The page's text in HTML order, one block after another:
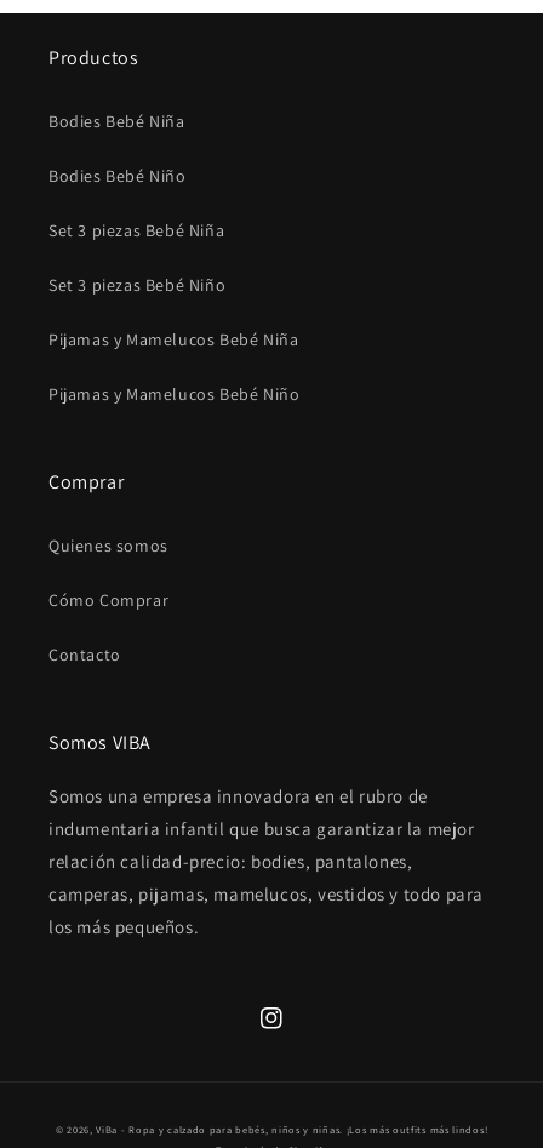
Productos
Bodies Bebé Niña
Bodies Bebé Niño
Set 3 piezas Bebé Niña
Set 3 piezas Bebé Niño
Pijamas y Mamelucos Bebé Niña
Pijamas y Mamelucos Bebé Niño
Comprar
Quienes somos
Cómo Comprar
Contacto
Somos VIBA
Somos una empresa innovadora en el rubro de
indumentaria infantil que busca garantizar la mejor
relación calidad-precio: bodies, pantalones,
camperas, pijamas, mamelucos, vestidos y todo para
los más pequeños.
Instagram
© 2026,ViBa - Ropa y calzado para bebés, niños y niñas. ¡Los más outfits más lindos!